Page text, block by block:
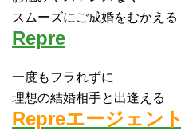
スムーズにご成婚をむかえる
Repre
一度もフラれずに
理想の結婚相手と出逢える
Repreエージェント